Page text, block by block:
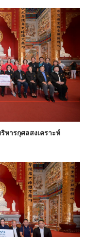
หารกุศลสงเคราะห์